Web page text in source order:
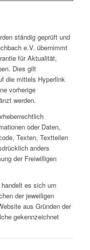
ständig geprüft und
e.V. übernimmt
für Aktualität,
Dies gilt
die mittels Hyperlink
vorherige
werden.
oder Daten,
Texten, Textteilen
anders
der Freiwilligen
es sich um
der jeweiligen
aus Gründen der
gekennzeichnet